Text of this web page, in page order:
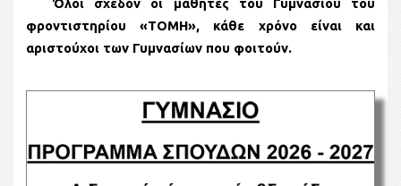
Όλοι σχεδόν οι μαθητές του Γυμνασίου του
φροντιστηρίου «ΤΟΜΗ», κάθε χρόνο είναι και
αριστούχοι των Γυμνασίων που φοιτούν.